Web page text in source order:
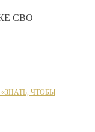
СВО
ЧТОБЫ